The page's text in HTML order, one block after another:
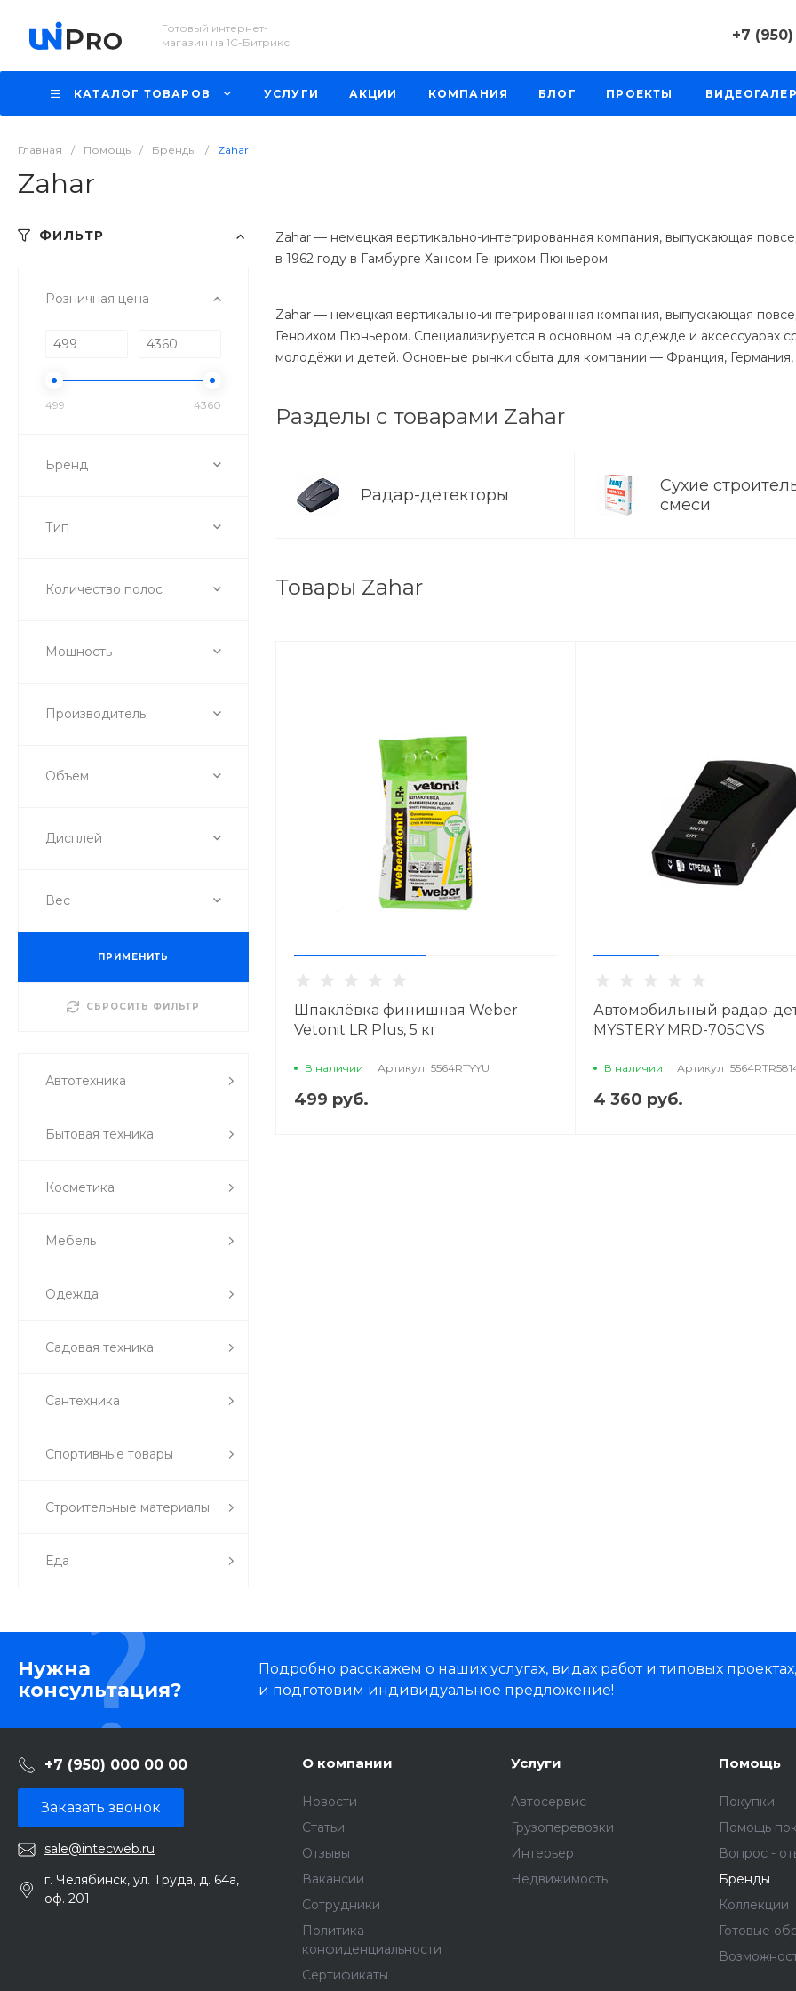
Готовый интернет-
магазин на 1С-Битрикс
+7
г.
+7 (950)
г.
КАТАЛОГ ТОВАРОВ УСЛУГИ АКЦИИ КОМПАНИЯ БЛОГ ПРОЕКТЫ
Главная / Помощь / Бренды / Zahar
Zahar
ФИЛЬТР
Розничная цена
499 4360
Бренд
Тип
Количество полос
Мощность
Производитель
Объем
Дисплей
Вес
ПРИМЕНИТЬ
СБРОСИТЬ ФИЛЬТР
Автотехника
Бытовая техника
Косметика
Мебель
Одежда
Садовая техника
Сантехника
Спортивные товары
Строительные материалы
Еда
Zahar — немецкая вертикально-интегрированная компания, выпускающая
в 1962 году в Гамбурге Хансом Генрихом Пюньером.
Zahar — немецкая вертикально-интегрированная компания, выпускающая
Генрихом Пюньером. Специализируется в основном на одежде и аксессуарах
молодёжи и детей. Основные рынки сбыта для компании — Франция,
Разделы с товарами Zahar
Радар-детекторы
Сухие
смеси
Товары Zahar
Шпаклёвка финишная Weber
Vetonit LR Plus, 5 кг
В наличии Артикул 5564RTYYU
499 руб.
Автомобильный радар-
MYSTERY MRD-705GVS
В наличии Артикул
4 360 руб.
Нужна
консультация?
Подробно расскажем о наших услугах, видах работ и типовых
и подготовим индивидуальное предложение!
+7 (950) 000 00 00
Заказать звонок
sale@intecweb.ru
г. Челябинск, ул. Труда, д. 64а,
оф. 201
О компании
Новости
Статьи
Отзывы
Вакансии
Сотрудники
Политика
конфиденциальности
Сертификаты
Услуги
Автосервис
Грузоперевозки
Интерьер
Недвижимость
Помощь
Покупки
Помощь
Вопрос -
Бренды
Коллекции
Готовые